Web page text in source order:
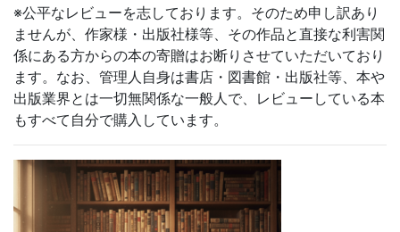
※公平なレビューを志しております。そのため申し訳あり
ませんが、作家様・出版社様等、その作品と直接な利害関
係にある方からの本の寄贈はお断りさせていただいており
ます。なお、管理人自身は書店・図書館・出版社等、本や
出版業界とは一切無関係な一般人で、レビューしている本
もすべて自分で購入しています。